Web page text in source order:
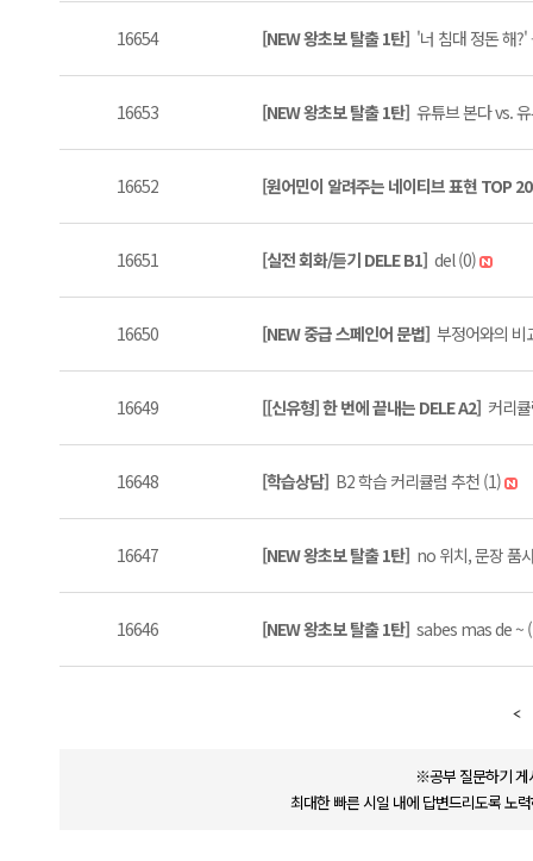
16654 [NEW 왕초보 탈출 1탄] '너 침대 정돈 해
16653 [NEW 왕초보 탈출 1탄] 유튜브 본다 vs.
16652 [원어민이 알려주는 네이티브 표현 TOP
16651 [실전 회화/듣기 DELE B1] del (0)
16650 [NEW 중급 스페인어 문법] 부정어와의
16649 [[신유형] 한 번에 끝내는 DELE A2] 커리
16648 [학습상담] B2 학습 커리큘럼 추천 (1)
16647 [NEW 왕초보 탈출 1탄] no 위치, 문장 품
16646 [NEW 왕초보 탈출 1탄] sabes mas de ~
※공부 질문하기 게
최대한 빠른 시일 내에 답변드리도록 노